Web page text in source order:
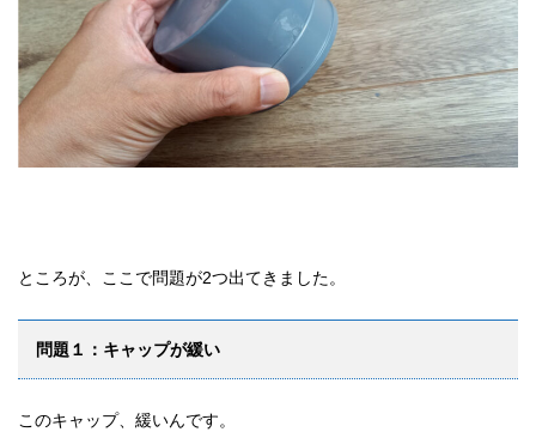
ところが、ここで問題が2つ出てきました。
問題１：キャップが緩い
このキャップ、緩いんです。